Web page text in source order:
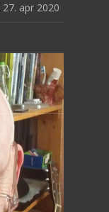
27. apr 2020